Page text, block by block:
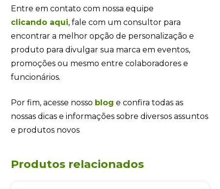
Entre em contato com nossa equipe
clicando aqui, fale com um consultor para
encontrar a melhor opção de personalização e
produto para divulgar sua marca em eventos,
promoções ou mesmo entre colaboradores e
funcionários.
Por fim, acesse nosso blog e confira todas as
nossas dicas e informações sobre diversos assuntos
e produtos novos
Produtos relacionados